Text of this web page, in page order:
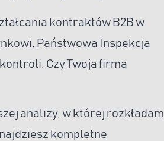
kontraktów B2B w
Państwowa Inspekcja
Czy Twoja firma
analizy, w której rozkładam
kompletne